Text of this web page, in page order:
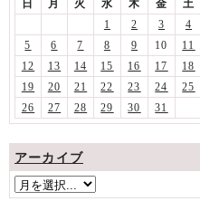
日
月 火 水 木 金
土
1
2 3
4
5
6 7 8 9 10
11
12
13 14 15 16 17
18
19
20 21 22 23 24
25
26
27 28 29 30 31
アーカイブ